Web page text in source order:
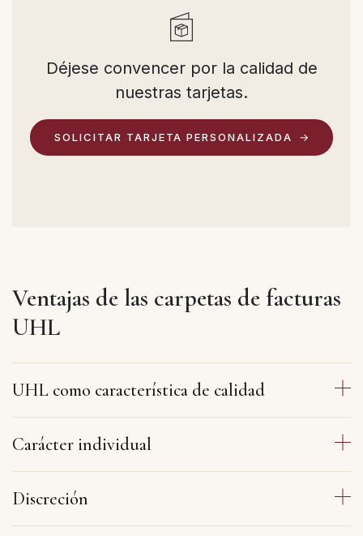
Déjese convencer por la calidad de
nuestras tarjetas.
SOLICITAR TARJETA PERSONALIZADA
Ventajas de las carpetas de facturas
UHL
UHL como característica de calidad
Carácter individual
Discreción